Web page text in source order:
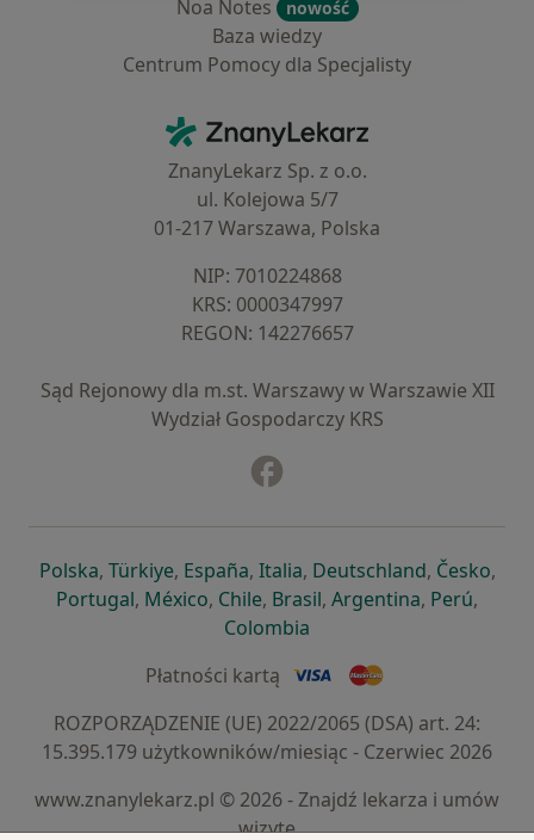
Noa Notes
nowość
Baza wiedzy
Centrum Pomocy dla Specjalisty
ZnanyLekarz - Strona główna
ZnanyLekarz Sp. z o.o.
ul. Kolejowa 5/7
01-217 Warszawa, Polska
NIP: ⁠7010224868
KRS: ⁠0000347997
REGON: ⁠142276657
Sąd Rejonowy dla m.st. Warszawy w Warszawie XII
Wydział Gospodarczy KRS
Polskaotwiera się w nowej karcie
, Türkiyeotwiera się w nowej karcie
, Españaotwiera się w nowej karcie
, Italiaotwiera się w nowej
, Deutschlandotwiera się
, Česko,
Portugalotwiera się w nowej karcie
, Méxicootwiera się w nowej karcie
, Chileotwiera się w nowej karcie
, Brasilotwiera się w nowej
, Argentinaotwiera się
, Perú,
Colombia
Płatności kartą
ROZPORZĄDZENIE (UE) 2022/2065 (DSA) art. 24:
15.395.179 użytkowników/miesiąc - Czerwiec 2026
www.znanylekarz.pl © 2026 - Znajdź lekarza i umów
wizytę